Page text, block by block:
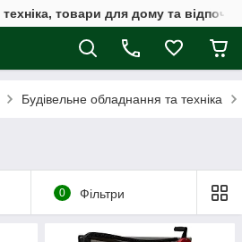
товари для дому та
Будівельне обладнання та техніка
0 Фільтри